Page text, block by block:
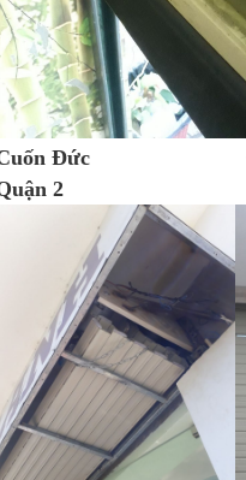
Đức Cửa
2